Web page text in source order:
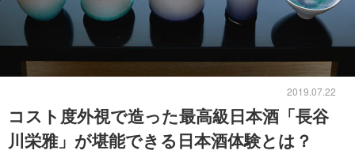
2019.07.22
コスト度外視で造った最高級日本酒「長谷
川栄雅」が堪能できる日本酒体験とは？